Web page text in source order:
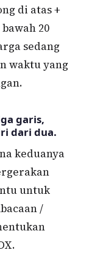
di atas +
20
sedang
waktu yang
garis,
dari dua.
keduanya
untuk
/